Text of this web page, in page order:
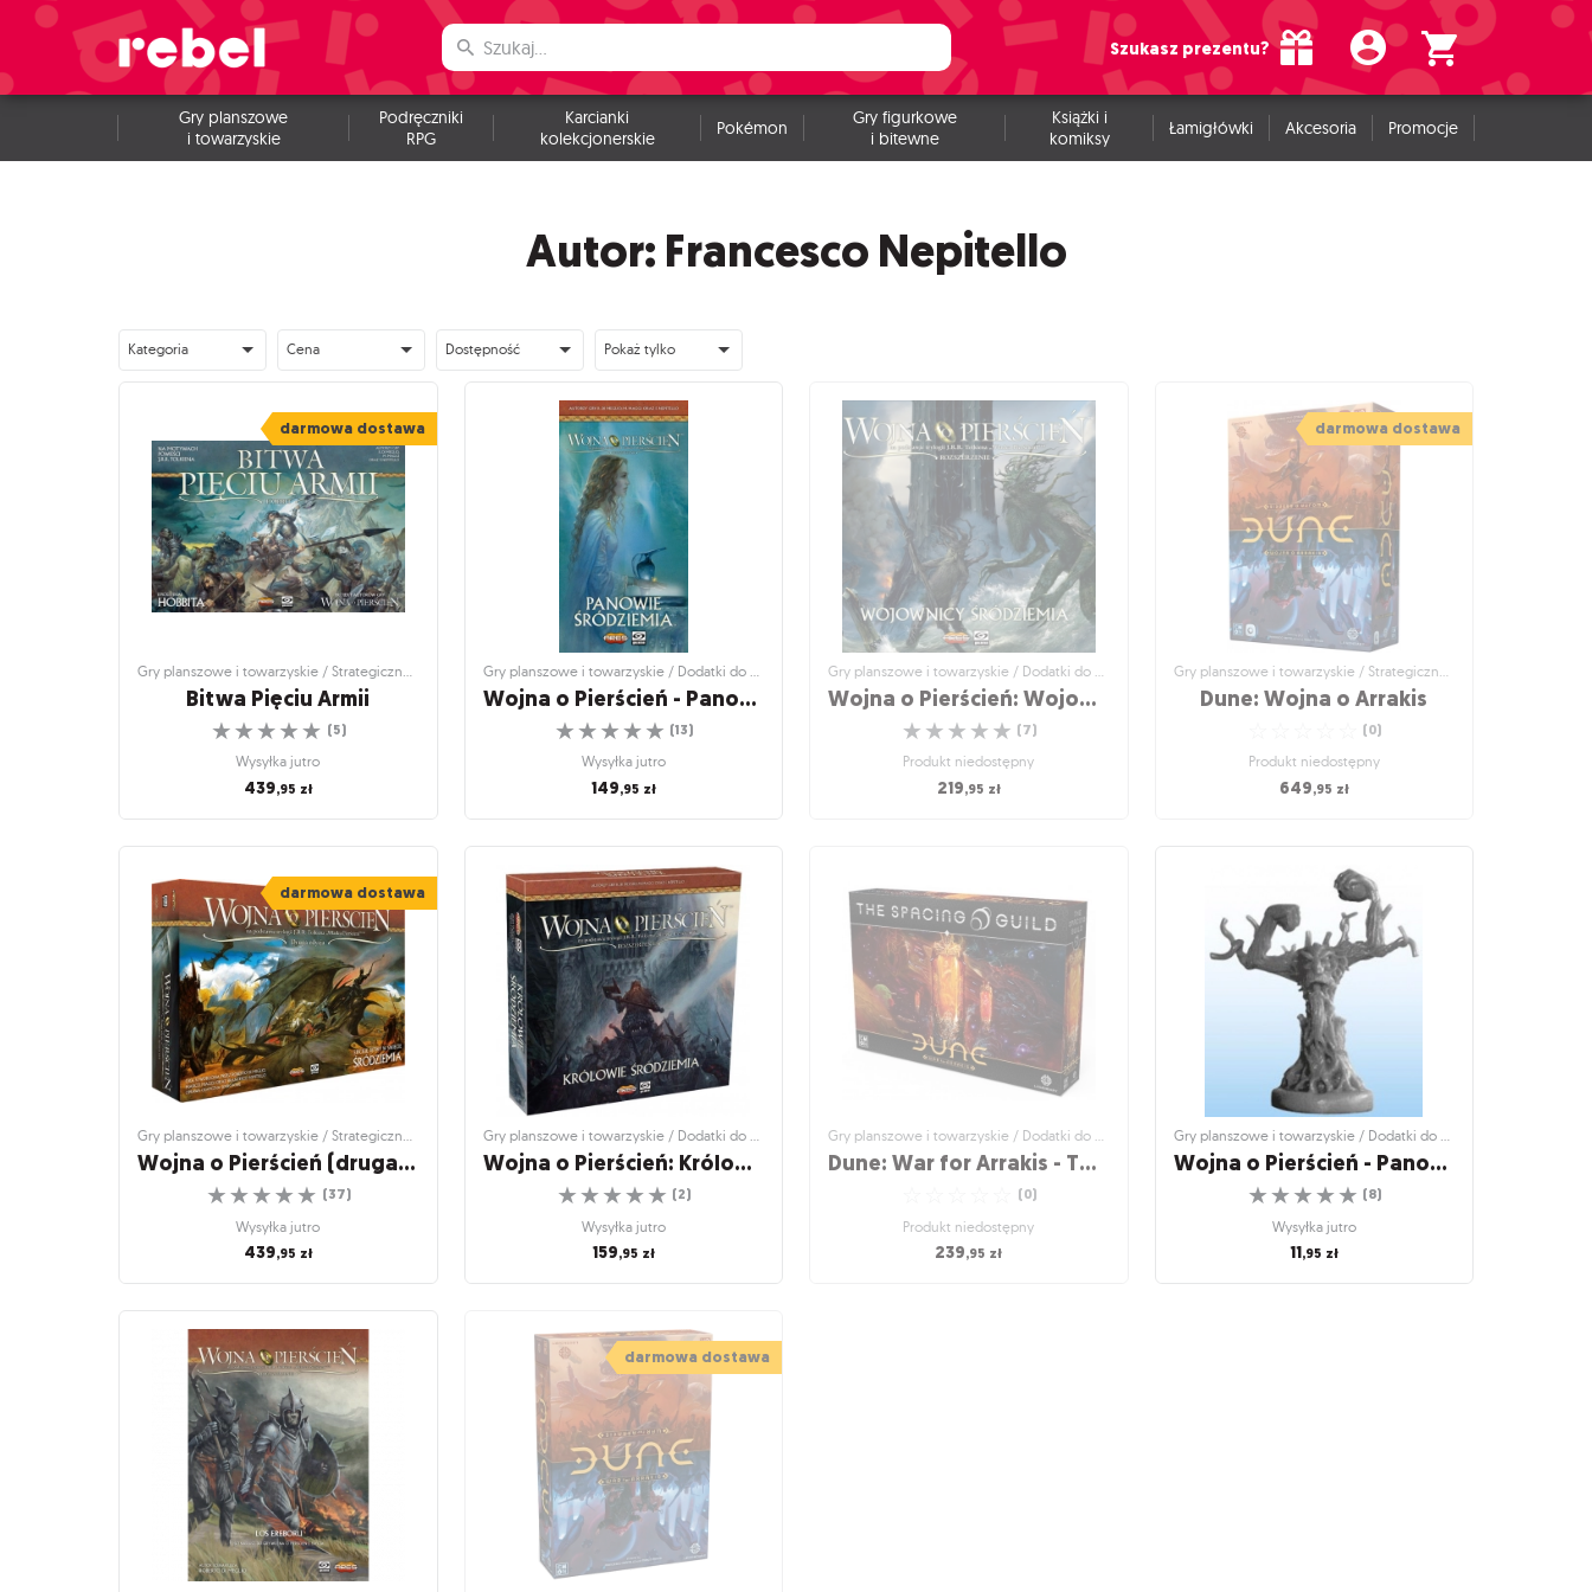
Szukasz prezentu?
Gry planszowe
i towarzyskie
Podręczniki
RPG
Karcianki
kolekcjonerskie
Pokémon
Gry figurkowe
i bitewne
Książki i
komiksy
Łamigłówki Akcesoria Promocje
Autor: Francesco Nepitello
Kategoria Cena Dostępność Pokaż tylko
darmowa dostawa
Bitwa Pięciu Armii
☆
☆
☆
☆
☆ (5)
Wysyłka jutro
439,95 zł
Bitwa Pięciu Armii
Śródziemie pogrążone w wojnie
☆
☆
☆
☆
☆ (5)
Wysyłka jutro
439,95zł
Wojna o Pierścień - Panowie Śródziemia
☆
☆
☆
☆
☆ (13)
Wysyłka jutro
149,95 zł
Wojna o Pierścień - Panowie
Śródziemia
Powitaj nowych bohaterów Śródziemia!
☆
☆
☆
☆
☆ (13)
Wysyłka jutro
149,95zł
Wojna o Pierścień: Wojownicy Śródziemia
☆
☆
☆
☆
☆ (7)
Produkt niedostępny
219,95 zł
Wojownicy Śródziemia
Duże rozszerzenie
☆
☆
☆
☆
☆ (7)
Produkt niedostępny
219,95 zł
darmowa dostawa
Dune: Wojna o Arrakis
(0)
Produkt niedostępny
649,95 zł
Dune: Wojna o Arrakis
Tylko jeden ród wyjdzie zwycięsko z
nadchodzącej walki!
☆
☆
☆
☆
☆ (0)
Produkt niedostępny
649,95
darmowa dostawa
Wojna o Pierścień (druga edycja)
☆
☆
☆
☆
☆ (37)
Wysyłka jutro
439,95 zł
Wojna o Pierścień (druga
edycja)
Epicka strategia w świecie Tolkiena
☆
☆
☆
☆
☆ (37)
Wysyłka jutro
439,95zł
Wojna o Pierścień: Królowie Śródziemia
☆
☆
☆
☆
☆ (2)
Wysyłka jutro
159,95 zł
Wojna o Pierścień: Królowie
Śródziemia
Jaka będzie rola władców w tym konflikcie?
☆
☆
☆
☆
Wysyłka jutro
159,95zł
Dune: War for Arrakis - The Spacing Guild
(0)
Produkt niedostępny
239,95 zł
Wojna o Pierścień - Panowie Śródziemia: Drzewiec
☆
☆
☆
☆
☆ (8)
Wysyłka jutro
11,95 zł
darmowa dostawa